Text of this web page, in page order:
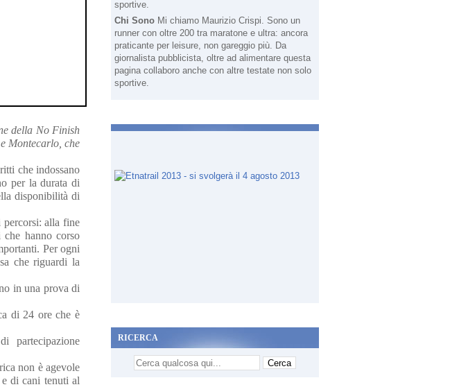
della No Finish
Montecarlo, che
che indossano
per la durata di
disponibilità di
percorsi: alla fine
hanno corso
Per ogni
che riguardi la
in una prova di
di 24 ore che è
partecipazione
non è agevole
di cani tenuti al
Chi Sono Mi chiamo Maurizio Crispi. Sono un
runner con oltre 200 tra maratone e ultra: ancora
praticante per leisure, non gareggio più. Da
giornalista pubblicista, oltre ad alimentare questa
pagina collaboro anche con altre testate non solo
sportive.
RICERCA